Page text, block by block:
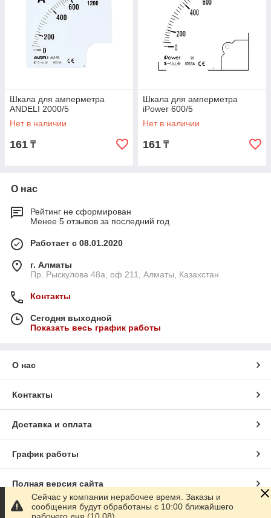
Шкала для амперметра
ANDELI 2000/5
Нет в наличии
161 ₸
Шкала для амперметра
iPower 600/5
Нет в наличии
161 ₸
О нас
Рейтинг не сформирован
Менее 5 отзывов за последний год
Работает с 08.01.2020
г. Алматы
Пр. Рыскулова 48а, оф 211, Алматы, Казахстан
Контакты
Сегодня выходной
Показать весь график работы
О нас
Контакты
Доставка и оплата
График работы
Полная версия сайта
Сайт создан на маркетплейсе
Сейчас у компании нерабочее время. Заказы и
сообщения будут обработаны с 10:00 ближайшего